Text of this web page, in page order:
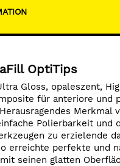
OptiTips
Gloss, opaleszent,
für anteriore und
Merkmal
Polierbarkeit und
zu erzielende
erreichte perfekte und
seinen glatten